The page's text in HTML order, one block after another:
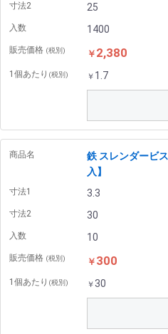
寸法2 25
入数 1400
販売価格 (税別) ￥ 2,380
1個あたり (税別) ￥ 1.7
商品名
鉄 スレンダービ
入】
寸法1 3.3
寸法2 30
入数 10
販売価格 (税別) ￥ 300
1個あたり (税別) ￥ 30